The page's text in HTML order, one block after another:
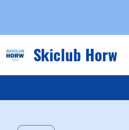
Skiclub Horw